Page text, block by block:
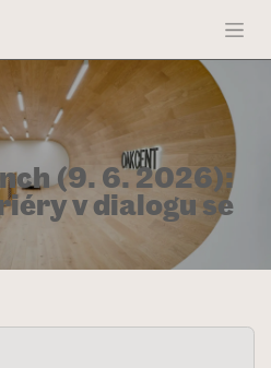
(9. 6. 2026):
v dialogu se